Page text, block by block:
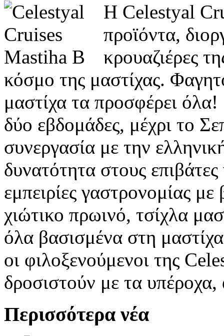
Η Celestyal
προϊόντα,
κρουαζιέρες
κόσμο της μαστίχας.
μαστίχα τα προσφέρει
δύο εβδομάδες, μέχρι το
συνεργασία με την
δυνατότητα στους
εμπειρίες γαστρονομίας
χιώτικο πρωινό, τσίχλα
όλα βασισμένα στη
οι φιλοξενούμενοι της
δροσιστούν με τα
Περισσότερα νέα